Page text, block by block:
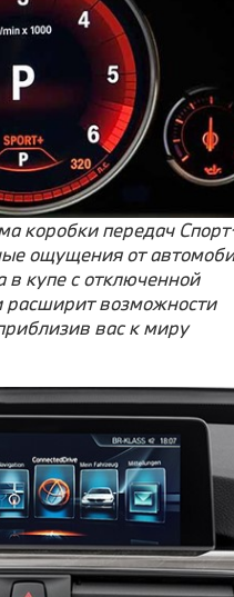
коробки передач
ощущения от
в купе с отключенной
расширит возможности
вас к миру